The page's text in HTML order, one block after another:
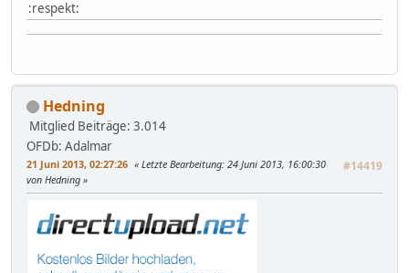
:respekt:
Hedning
Mitglied Beiträge: 3.014
OFDb: Adalmar
21 Juni 2013, 02:27:26 #14419
Letzte Bearbeitung: 24 Juni 2013, 16:00:30
von Hedning